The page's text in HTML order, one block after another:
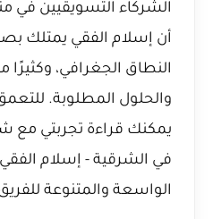
الشركاء التسويقيين في
أن إسلام الفقي يمتلك
النطاق الجغرافي، وكثيرًا
والحلول المطلوبة.
يمكنك قراءة تجربتي مع
في الشرقية - إسلام الفقي
الواسعة والمتنوعة